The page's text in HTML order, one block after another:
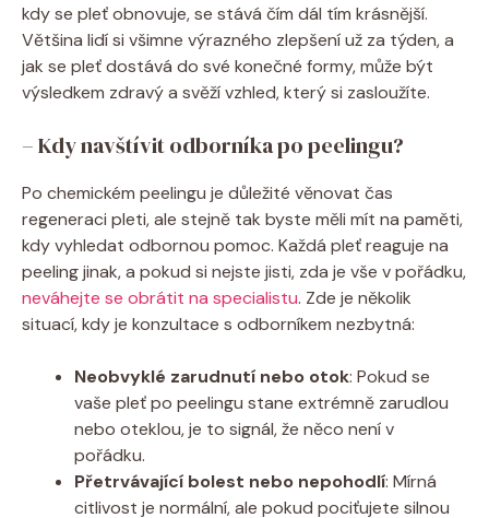
kdy se pleť obnovuje, se stává čím dál tím krásnější.
Většina lidí si všimne výrazného zlepšení už za týden, a
jak se pleť dostává do své konečné formy, může být
výsledkem zdravý a svěží vzhled, který si zasloužíte.
– Kdy navštívit odborníka po peelingu?
Po chemickém peelingu je důležité věnovat čas
regeneraci pleti, ale stejně tak byste měli mít na paměti,
kdy vyhledat odbornou pomoc. Každá pleť reaguje na
peeling jinak, a pokud si nejste jisti, zda je vše v pořádku,
neváhejte se obrátit na specialistu. Zde je několik
situací, kdy je konzultace s odborníkem nezbytná:
Neobvyklé zarudnutí nebo otok: Pokud se
vaše pleť po peelingu stane extrémně zarudlou
nebo oteklou, je to signál, že něco není v
pořádku.
Přetrvávající bolest nebo nepohodlí: Mírná
citlivost je normální, ale pokud pociťujete silnou